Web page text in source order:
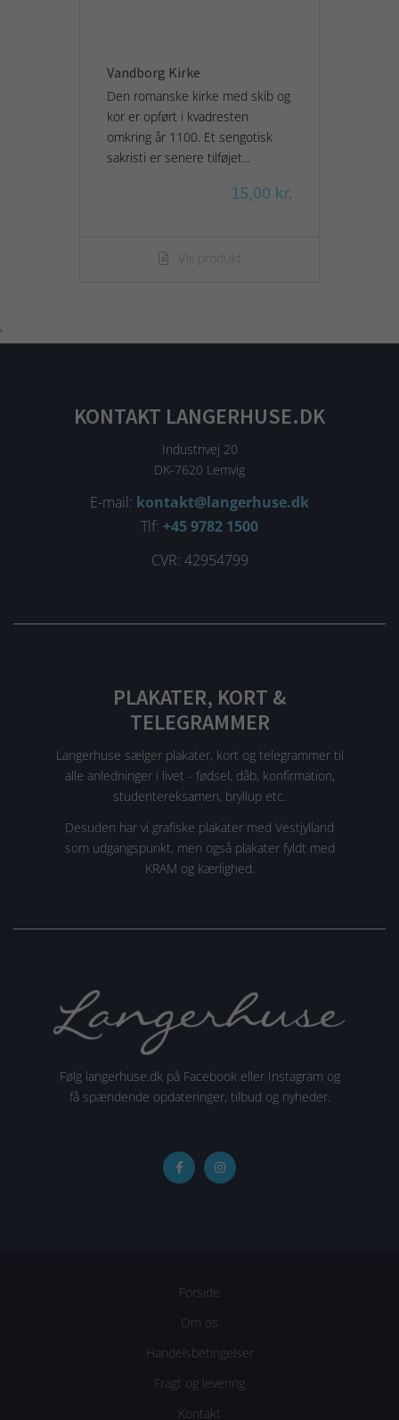
Vandborg Kirke
Den romanske kirke med skib og
kor er opført i kvadresten
omkring år 1100. Et sengotisk
sakristi er senere tilføjet...
15,00 kr.
Vis produkt
'
KONTAKT LANGERHUSE.DK
Industrivej 20
DK-7620 Lemvig
E-mail: kontakt@langerhuse.dk
Tlf: +45 9782 1500
CVR: 42954799
PLAKATER, KORT &
TELEGRAMMER
Langerhuse sælger plakater, kort og telegrammer til
alle anledninger i livet - fødsel, dåb, konfirmation,
studentereksamen, bryllup etc.
Desuden har vi grafiske plakater med Vestjylland
som udgangspunkt, men også plakater fyldt med
KRAM og kærlighed.
Følg langerhuse.dk på Facebook eller Instagram og
få spændende opdateringer, tilbud og nyheder.
Forside
Om os
Handelsbetingelser
Fragt og levering
Kontakt